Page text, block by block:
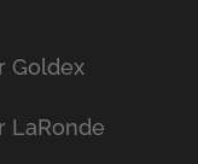
Goldex
LaRonde